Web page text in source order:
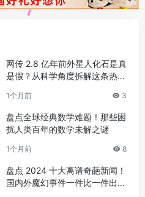
网传 2.8 亿年前外星人化石是真
是假？从科学角度拆解这条热门
1个月前 3
盘点全球经典数学难题！那些困
扰人类百年的数学未解之谜
1个月前 8
盘点 2024 十大离谱奇葩新闻！
国内外魔幻事件一件比一件出人